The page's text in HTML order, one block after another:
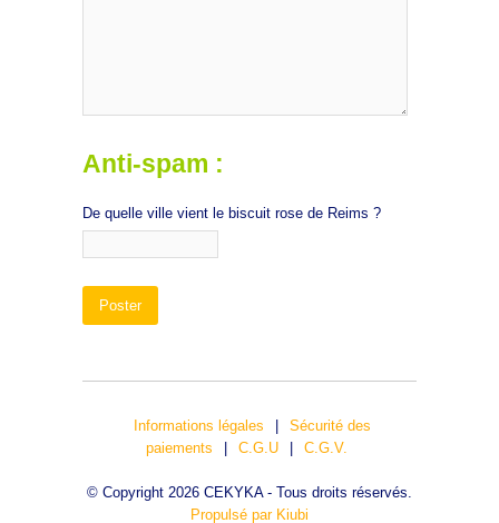
Anti-spam :
De quelle ville vient le biscuit rose de Reims ?
Informations légales
Sécurité des
paiements
C.G.U C.G.V.
© Copyright 2026 CEKYKA - Tous droits réservés.
Propulsé par Kiubi